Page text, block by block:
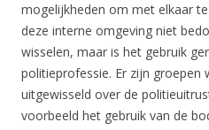
mogelijkheden om met elkaar
deze interne omgeving niet
wisselen, maar is het gebruik
politieprofessie. Er zijn groepen
uitgewisseld over de
voorbeeld het gebruik van de